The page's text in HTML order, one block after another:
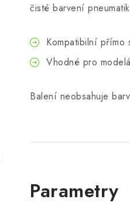
čisté barvení
Kompatibilní přímo
Vhodné pro
Balení neobsahuje